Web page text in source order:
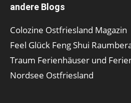
andere Blogs
Colozine Ostfriesland Magazin
Feel Glück Feng Shui
Traum Ferienhäuser und
Nordsee Ostfriesland